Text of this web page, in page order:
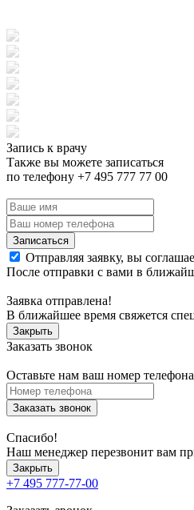
Запись к врачу
Также вы можете записаться
по телефону +7 495 777 77 00
Записаться
Отправляя заявку, вы
После отправки с вами в
Заявка отправлена!
В ближайшее время свяжется
Закрыть
Заказать звонок
Оставьте нам ваш номер
Заказать звонок
Спасибо!
Наш менеджер перезвонит вам
Закрыть
+7 495 777-77-00